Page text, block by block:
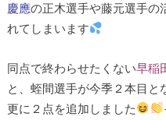
慶應の正木選手や藤元選手の
れてしまいます
同点で終わらせたくない早稲
と、蛭間選手が今季２本目
更に２点を追加しました